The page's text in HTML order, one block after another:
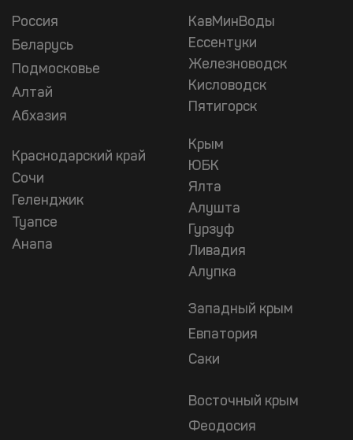
Россия
Беларусь
Подмосковье
Алтай
Абхазия
Краснодарский край
Сочи
Геленджик
Туапсе
Анапа
КавМинВоды
Ессентуки
Железноводск
Кисловодск
Пятигорск
Крым
ЮБК
Ялта
Алушта
Гурзуф
Ливадия
Алупка
Западный крым
Евпатория
Саки
Восточный крым
Феодосия